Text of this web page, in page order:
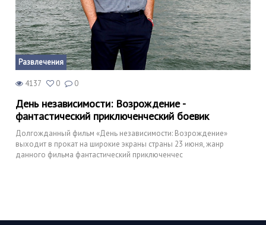
Развлечения
4137 0 0
День независимости: Возрождение -
фантастический приключенческий боевик
Долгожданный фильм «День независимости: Возрождение»
выходит в прокат на широкие экраны страны 23 июня, жанр
данного фильма фантастический приключенчес